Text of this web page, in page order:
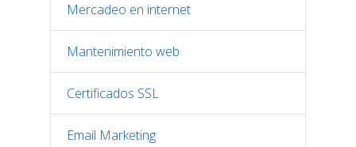
Mercadeo en internet
Mantenimiento web
Certificados SSL
Email Marketing